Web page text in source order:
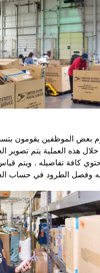
بعض الموظفين يقومون
هذه العملية يتم تصوير
كافة تفاصيله . ويتم
وفصل الطرود في حساب